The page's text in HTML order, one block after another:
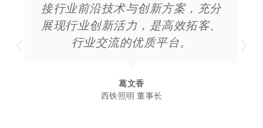
接行业前沿技术与创新方案，充分
展现行业创新活力，是高效拓客、
行业交流的优质平台。
葛文香
西铁照明 董事长